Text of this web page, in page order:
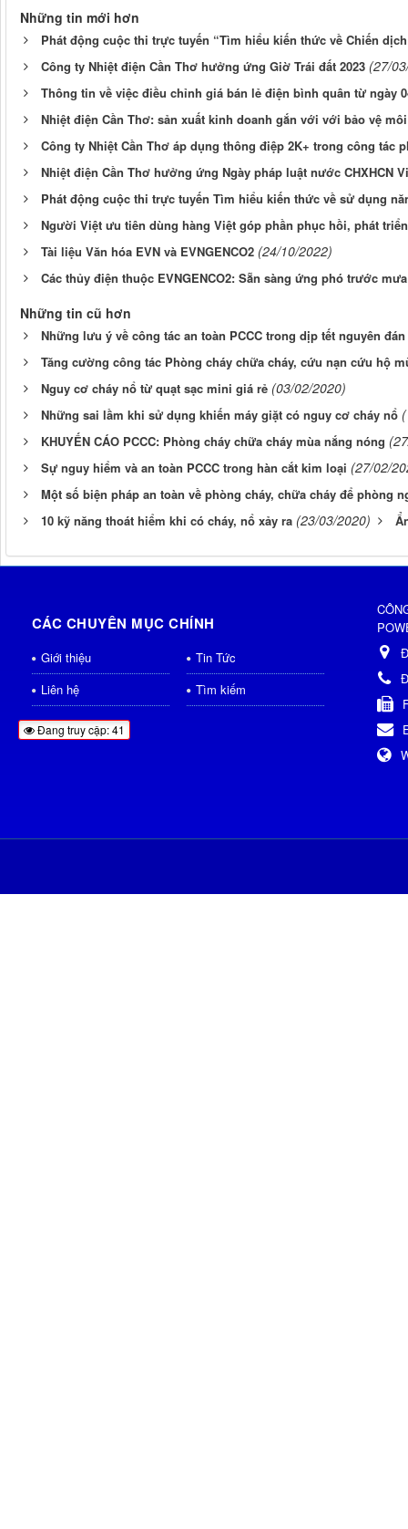
Những tin mới hơn
Phát động cuộc thi trực tuyến “Tìm hiểu kiến thức về Chiến
Công ty Nhiệt điện Cần Thơ hưởng ứng Giờ Trái đất 2023 (27/
Thông tin về việc điều chỉnh giá bán lẻ điện bình quân từ ngày
Nhiệt điện Cần Thơ: sản xuất kinh doanh gắn với với bảo vệ
Công ty Nhiệt Cần Thơ áp dụng thông điệp 2K+ trong công tác
Nhiệt điện Cần Thơ hưởng ứng Ngày pháp luật nước CHXHCN
Phát động cuộc thi trực tuyến Tìm hiểu kiến thức về sử dụng
Người Việt ưu tiên dùng hàng Việt góp phần phục hồi, phát
Tài liệu Văn hóa EVN và EVNGENCO2 (24/10/2022)
Các thủy điện thuộc EVNGENCO2: Sẵn sàng ứng phó trước
Những tin cũ hơn
Những lưu ý về công tác an toàn PCCC trong dịp tết nguyên
Tăng cường công tác Phòng cháy chữa cháy, cứu nạn cứu hộ
Nguy cơ cháy nổ từ quạt sạc mini giá rẻ (03/02/2020)
Những sai lầm khi sử dụng khiến máy giặt có nguy cơ cháy nổ
KHUYẾN CÁO PCCC: Phòng cháy chữa cháy mùa nắng nóng
Sự nguy hiểm và an toàn PCCC trong hàn cắt kim loại (27/02/
Một số biện pháp an toàn về phòng cháy, chữa cháy để phòng
10 kỹ năng thoát hiểm khi có cháy, nổ xảy ra (23/03/2020)
CÁC CHUYÊN MỤC CHÍNH
Giới thiệu
Tin Tức
Liên hệ
Tìm kiếm
Đang truy cập: 41